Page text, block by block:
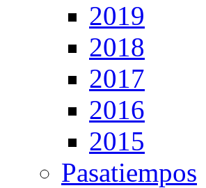
2019
2018
2017
2016
2015
Pasatiempos